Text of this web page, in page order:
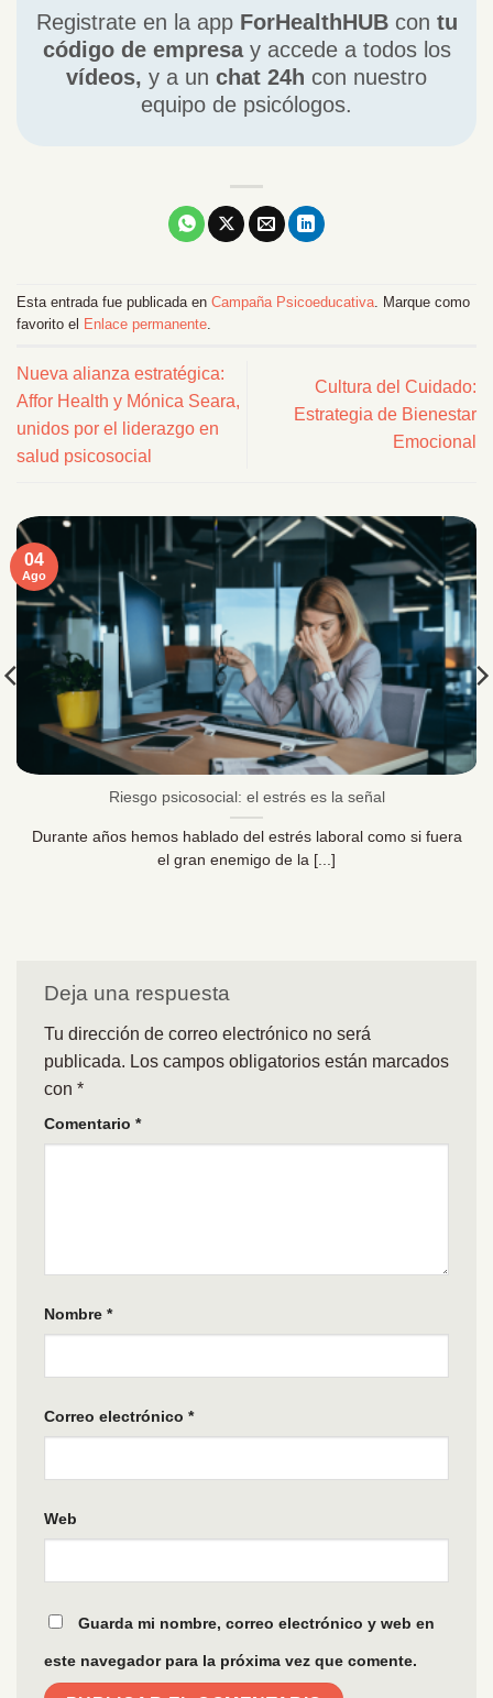
Registrate en la app ForHealthHUBcon tu
código de empresay accede a todos los
vídeos, y a un chat 24h con nuestro
equipo de psicólogos.
Esta entrada fue publicada en Campaña Psicoeducativa . Marque como
favorito el Enlace permanente
Nueva alianza estratégica:
Affor Health y Mónica Seara,
unidos por el liderazgo en
salud psicosocial
Cultura del Cuidado:
Estrategia de Bienestar
Emocional
Riesgo psicosocial: el estrés es la señal
Durante años hemos hablado del estrés laboral como si fuera
el gran enemigo de la [...]
04
Ago
Deja una respuesta
Tu dirección de correo electrónico no será
publicada. Los campos obligatorios están marcados
con *
Comentario *
Nombre *
Correo electrónico *
Web
Guarda mi nombre, correo electrónico y web en
este navegador para la próxima vez que comente.